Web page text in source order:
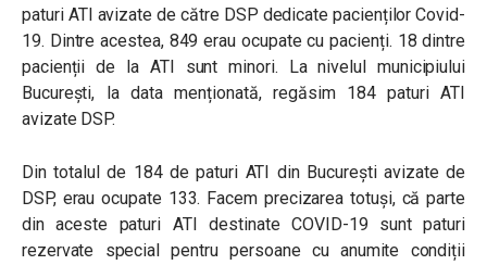
paturi ATI avizate de către DSP dedicate pacienților Covid-
19. Dintre acestea, 849 erau ocupate cu pacienți. 18 dintre
pacienții de la ATI sunt minori. La nivelul municipiului
București, la data menționată, regăsim 184 paturi ATI
avizate DSP.
Din totalul de 184 de paturi ATI din București avizate de
DSP, erau ocupate 133. Facem precizarea totuși, că parte
din aceste paturi ATI destinate COVID-19 sunt paturi
rezervate special pentru persoane cu anumite condiții